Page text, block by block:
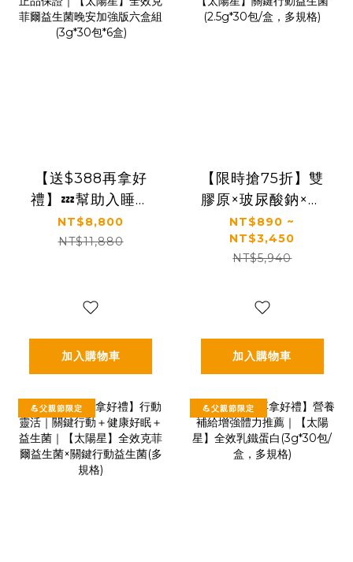
【送$388再拿好
禮】💤幫助入睡｜
GABA PLUS+｜✅
正品保證｜【太陽
盒組(3g*30包*6盒)
NT$8,800
NT$11,880
加入購物車
【限時搶75折】雙
膠原×玻尿酸鈉×益
生菌 配方升級｜
【太陽星】關鍵行
動益生菌(2.5g*30
NT$890 ~
NT$3,450
NT$5,940
加入購物車
💪父親節限定 💪父親節限定